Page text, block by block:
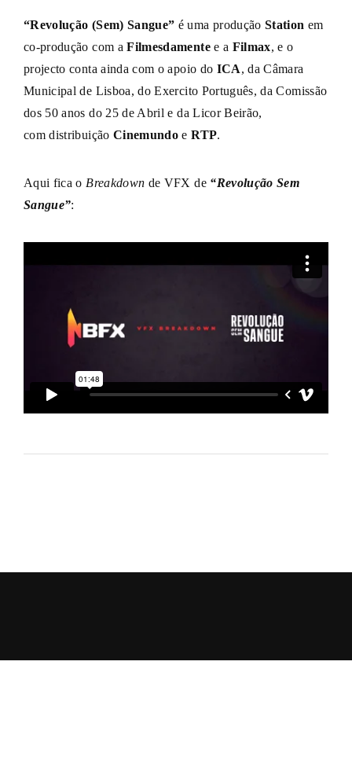
“Revolução (Sem) Sangue” é uma produçãoStation em
co-produção com aFilmesdamentee a Filmax, e o
projecto conta ainda com o apoio do ICA, da Câmara
Municipal de Lisboa, do Exercito Português, da Comissão
dos 50 anos do 25 de Abril e da Licor Beirão,
com distribuição Cinemundo eRTP.
Aqui fica o Breakdown de VFX de “Revolução Sem
Sangue”: